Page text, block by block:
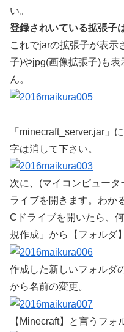
い。
登録されいている拡張子
これでjarの拡張子が表示
子)やjpg(画像拡張子)も
ん。
「minecraft_server.jar」
字は消して下さい。
次に、(マイコンピュー
ライブを開きます。わか
Cドライブを開いたら、
規作成」から【フォルダ
作成した新しいフォルダ
から名前の変更。
【Minecraft】と言うフォ